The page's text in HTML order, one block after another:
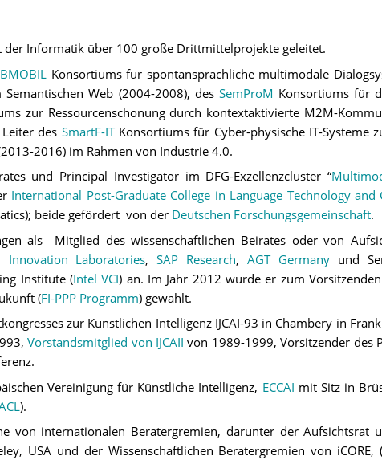
der Informatik über 100 große Drittmittelprojekte geleitet.
Konsortiums für spontansprachliche multimodale
Web (2004-2008), des SemProM Konsortiums für
zur Ressourcenschonung durch kontextaktivierte M2M-
des SmartF-ITKonsortiums für Cyber-physische IT-Systeme
2016) im Rahmen von Industrie 4.0.
und Principal Investigator im DFG-Exzellenzcluster “
International Post-Graduate College in Language Technology and
beide gefördert von der Deutschen Forschungsgemeinschaft.
als Mitglied des wissenschaftlichen Beirates oder von
Innovation Laboratories,SAP Research,AGT Germanyund
Institute(Intel VCI) an. Im Jahr 2012 wurde er zum
(FI-PPP Programm) gewählt.
zur Künstlichen Intelligenz IJCAI-93 in Chambery in
Vorstandsmitglied von IJCAII von 1989-1999, Vorsitzender des
Vereinigung für Künstliche Intelligenz, ECCAI mit Sitz in
).
von internationalen Beratergremien, darunter der Aufsichtsrat
USA und der Wissenschaftlichen Beratergremien von iCORE,